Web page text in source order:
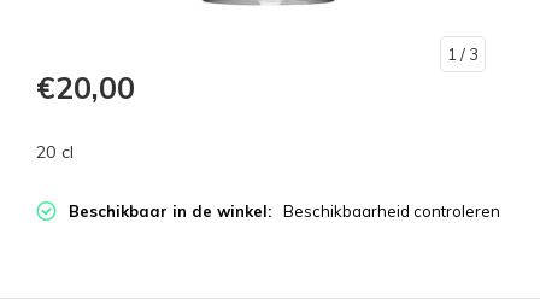
1 / 3
€20,00
20 cl
Beschikbaar in de winkel: Beschikbaarheid controleren